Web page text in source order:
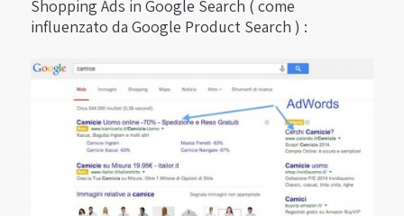
Shopping Ads in Google Search ( come
influenzato da Google Product Search ) :